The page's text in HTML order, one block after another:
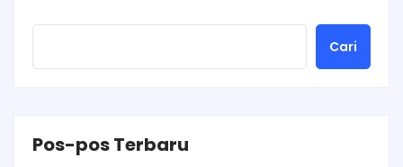
Cari
Pos-pos Terbaru